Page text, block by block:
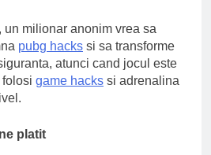
un milionar anonim vrea sa
pubg hacks si sa transforme
atunci cand jocul este
game hacks si adrenalina
platit